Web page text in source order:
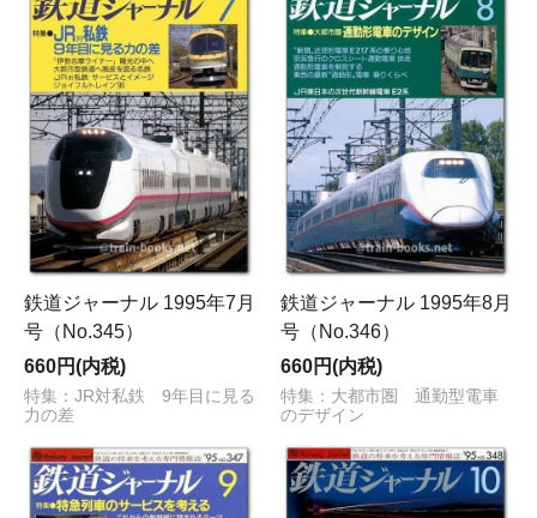
鉄道ジャーナル 1995年7月
号（No.345）
660円(内税)
特集：JR対私鉄 9年目に見る
力の差
鉄道ジャーナル 1995年8月
号（No.346）
660円(内税)
特集：大都市圏 通勤型電車
のデザイン